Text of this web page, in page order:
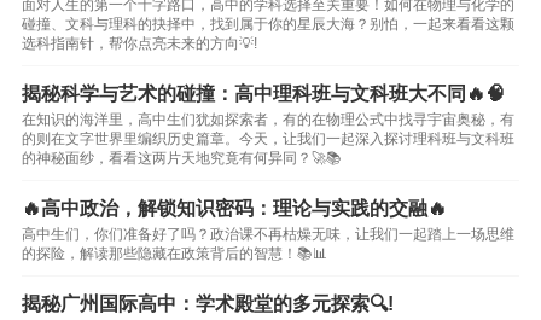
面对人生的第一个十字路口，高中的学科选择至关重要！如何在物理与化学的
碰撞、文科与理科的抉择中，找到属于你的星辰大海？别怕，一起来看看这颗
选科指南针，帮你点亮未来的方向💡!
揭秘科学与艺术的碰撞：高中理科班与文科班大不同🔥🧠
在知识的海洋里，高中生们犹如探索者，有的在物理公式中找寻宇宙奥秘，有
的则在文字世界里编织历史篇章。今天，让我们一起深入探讨理科班与文科班
的神秘面纱，看看这两片天地究竟有何异同？🚀📚
🔥高中政治，解锁知识密码：理论与实践的交融🔥
高中生们，你们准备好了吗？政治课不再枯燥无味，让我们一起踏上一场思维
的探险，解读那些隐藏在政策背后的智慧！📚📊
揭秘广州国际高中：学术殿堂的多元探索🔍!